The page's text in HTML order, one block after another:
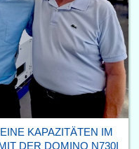
KAPAZITÄTEN IM
DER DOMINO N730I